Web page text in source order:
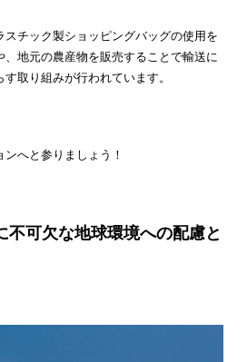
スチック製ショッピングバッグの使用を
地元の農産物を販売することで輸送に
取り組みが行われています。
へと参りましょう！
可欠な地球環境への配慮と